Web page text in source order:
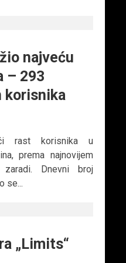
najveću
– 293
korisnika
rast korisnika u
prema najnovijem
Dnevni broj
se...
„Limits“